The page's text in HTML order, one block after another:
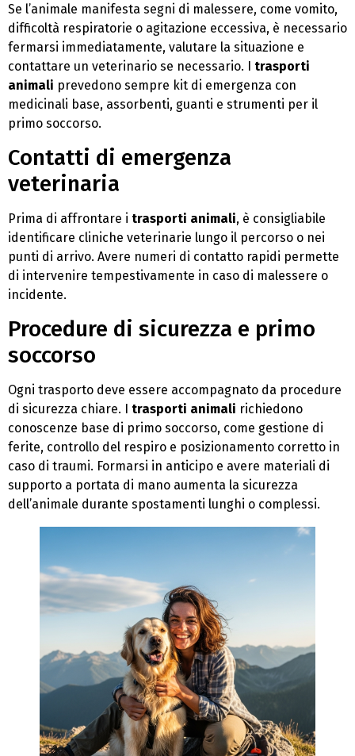
Se l’animale manifesta segni di malessere, come vomito,
difficoltà respiratorie o agitazione eccessiva, è necessario
fermarsi immediatamente, valutare la situazione e
contattare un veterinario se necessario. I trasporti
animali prevedono sempre kit di emergenza con
medicinali base, assorbenti, guanti e strumenti per il
primo soccorso.
Contatti di emergenza
veterinaria
Prima di affrontare i trasporti animali, è consigliabile
identificare cliniche veterinarie lungo il percorso o nei
punti di arrivo. Avere numeri di contatto rapidi permette
di intervenire tempestivamente in caso di malessere o
incidente.
Procedure di sicurezza e primo
soccorso
Ogni trasporto deve essere accompagnato da procedure
di sicurezza chiare. I trasporti animali richiedono
conoscenze base di primo soccorso, come gestione di
ferite, controllo del respiro e posizionamento corretto in
caso di traumi. Formarsi in anticipo e avere materiali di
supporto a portata di mano aumenta la sicurezza
dell’animale durante spostamenti lunghi o complessi.